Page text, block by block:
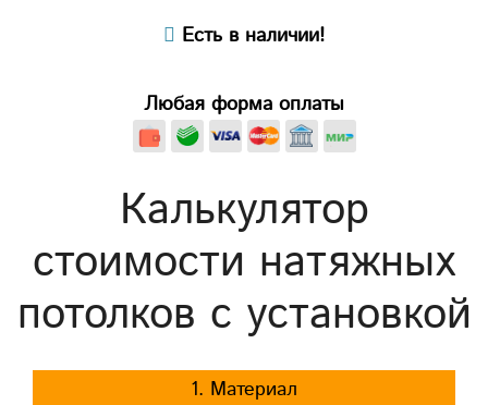
Есть в наличии!
Любая форма оплаты
Калькулятор
стоимости натяжных
потолков с установкой
1. Материал